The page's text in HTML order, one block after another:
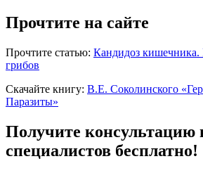
Прочтите на сайте
Прочтите статью: Кандидоз кишечника.
грибов
Скачайте книгу: В.Е. Соколинского
Паразиты»
Получите консультацию
специалистов бесплатно!